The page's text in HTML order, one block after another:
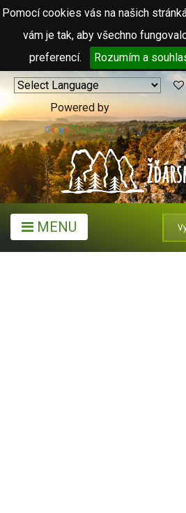
Pomocí cookies vás na našich
vám je tak, aby všechno
preferencí.
Rozumím a
Powered by
Translate
MENU